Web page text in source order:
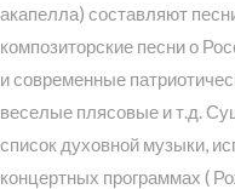
акапелла) составляют
композиторские песни о
и современные
веселые плясовые и т.д.
список духовной музыки,
концертных программах (